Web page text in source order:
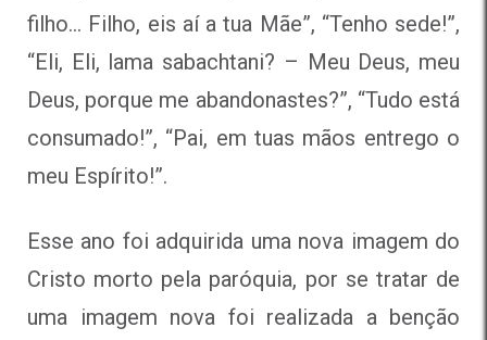
filho… Filho, eis aí a tua Mãe”, “Tenho sede!”,
“Eli, Eli, lama sabachtani? – Meu Deus, meu
Deus, porque me abandonastes?”, “Tudo está
consumado!”, “Pai, em tuas mãos entrego o
meu Espírito!”.
Esse ano foi adquirida uma nova imagem do
Cristo morto pela paróquia, por se tratar de
uma imagem nova foi realizada a benção